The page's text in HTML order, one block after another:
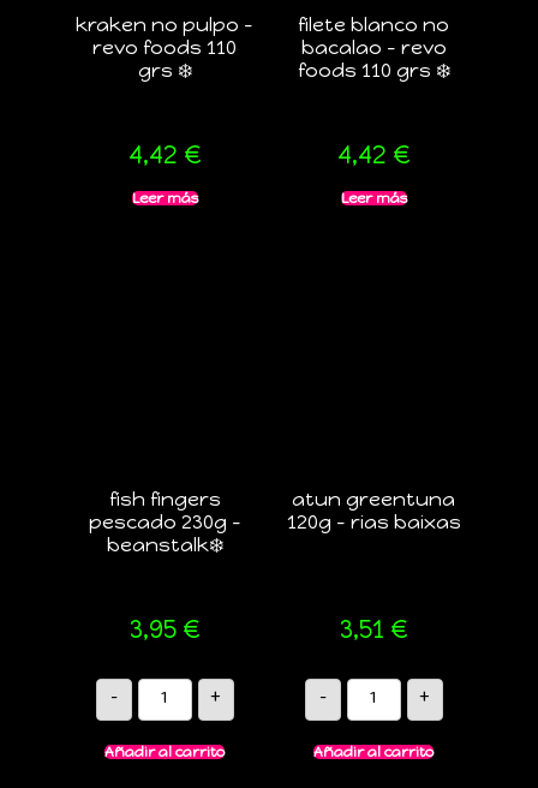
kraken no pulpo –
revo foods 110
grs ❄️
4,42 €
Leer más
filete blanco no
bacalao – revo
foods 110 grs ❄️
4,42 €
Leer más
fish fingers
pescado 230g –
beanstalk❄️
3,95 €
- +
Añadir al carrito
atun greentuna
120g – rias baixas
3,51 €
- +
Añadir al carrito